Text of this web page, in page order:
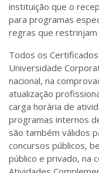
instituição que o
para programas
regras que restrinjam
Todos os
Universidade
nacional, na
atualização
carga horária de
programas internos
são também válidos
concursos públicos,
público e privado, na